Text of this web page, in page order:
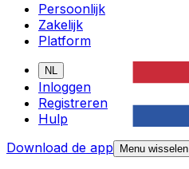
Persoonlijk
Zakelijk
Platform
NL
Inloggen
Registreren
Hulp
Download de app
Menu wisselen